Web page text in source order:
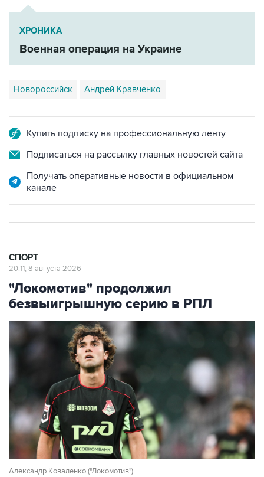
ХРОНИКА
Военная операция на Украине
Новороссийск Андрей Кравченко
Купить подписку на профессиональную ленту
Подписаться на рассылку главных новостей сайта
Получать оперативные новости в официальном
канале
СПОРТ
20:11, 8 августа 2026
"Локомотив" продолжил
безвыигрышную серию в РПЛ
Александр Коваленко ("Локомотив")